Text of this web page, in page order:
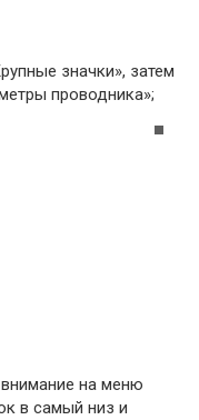
значки», затем
проводника»;
на меню
в самый низ и